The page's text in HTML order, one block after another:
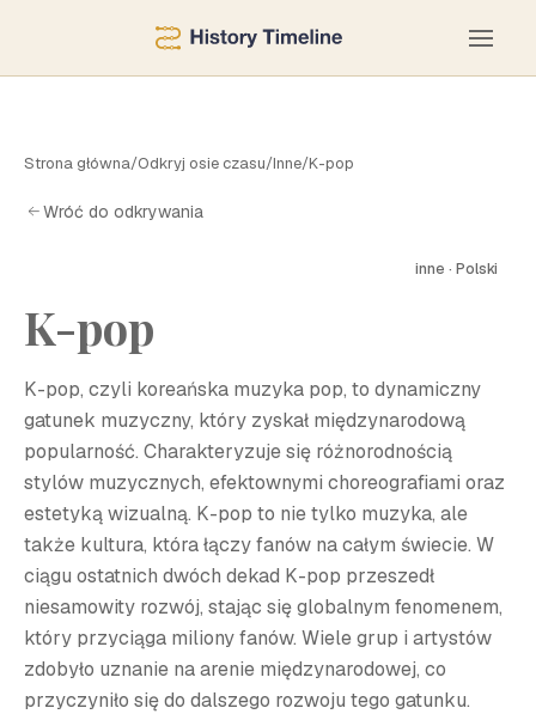
Strona główna/Odkryj osie czasu/Inne/K-pop
Wróć do odkrywania
inne · Polski
K-pop
K-pop, czyli koreańska muzyka pop, to dynamiczny
gatunek muzyczny, który zyskał międzynarodową
popularność. Charakteryzuje się różnorodnością
stylów muzycznych, efektownymi choreografiami oraz
estetyką wizualną. K-pop to nie tylko muzyka, ale
także kultura, która łączy fanów na całym świecie. W
ciągu ostatnich dwóch dekad K-pop przeszedł
niesamowity rozwój, stając się globalnym fenomenem,
który przyciąga miliony fanów. Wiele grup i artystów
zdobyło uznanie na arenie międzynarodowej, co
przyczyniło się do dalszego rozwoju tego gatunku.